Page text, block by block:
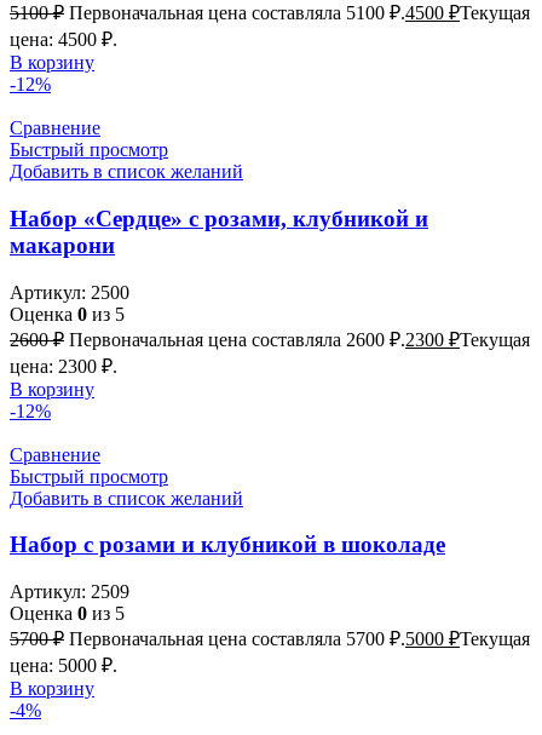
5100₽ Первоначальная цена составляла 5100 ₽.4500 ₽Текущая
цена: 4500 ₽.
В корзину
-12%
Сравнение
Быстрый просмотр
Добавить в список желаний
Набор «Сердце» с розами, клубникой и
макарони
Артикул: 2500
Оценка 0 из 5
2600₽ Первоначальная цена составляла 2600 ₽.2300 ₽Текущая
цена: 2300 ₽.
В корзину
-12%
Сравнение
Быстрый просмотр
Добавить в список желаний
Набор с розами и клубникой в шоколаде
Артикул: 2509
Оценка 0 из 5
5700₽ Первоначальная цена составляла 5700 ₽.5000 ₽Текущая
цена: 5000 ₽.
В корзину
-4%